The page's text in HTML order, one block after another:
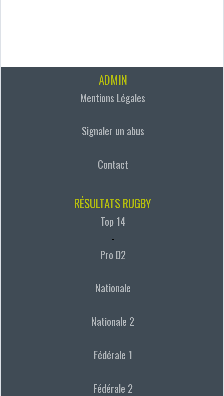
ADMIN
Mentions Légales
Signaler un abus
Contact
RÉSULTATS RUGBY
Top 14
-
Pro D2
Nationale
Nationale 2
Fédérale 1
Fédérale 2